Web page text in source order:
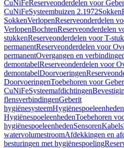
CuNiFeReserveonderdelen voor
CuNiFeSysteembuizen 2.1972Sokken
SokkenVerlopenReserveonderdelen
VerlopenBochtenReserveonderdelen
stukkenReserveonderdelen voor T-
permanentReserveonderdelen voor
permanentOvergangen en
demontabelReserveonderdelen voor
demontabelDoorvoeringen
DoorvoeringenToebehoren voor
CuNiFeSysteemafdichtingen
flensverbindingenGeberit
hygiënesysteemHygiënespoeleenheden
HygiënespoeleenhedenToebehoren
hygiënespoeleenhedenSensorenKabels
watervolumestroomAfdekkingen en
besturingen met hygiënespoeling